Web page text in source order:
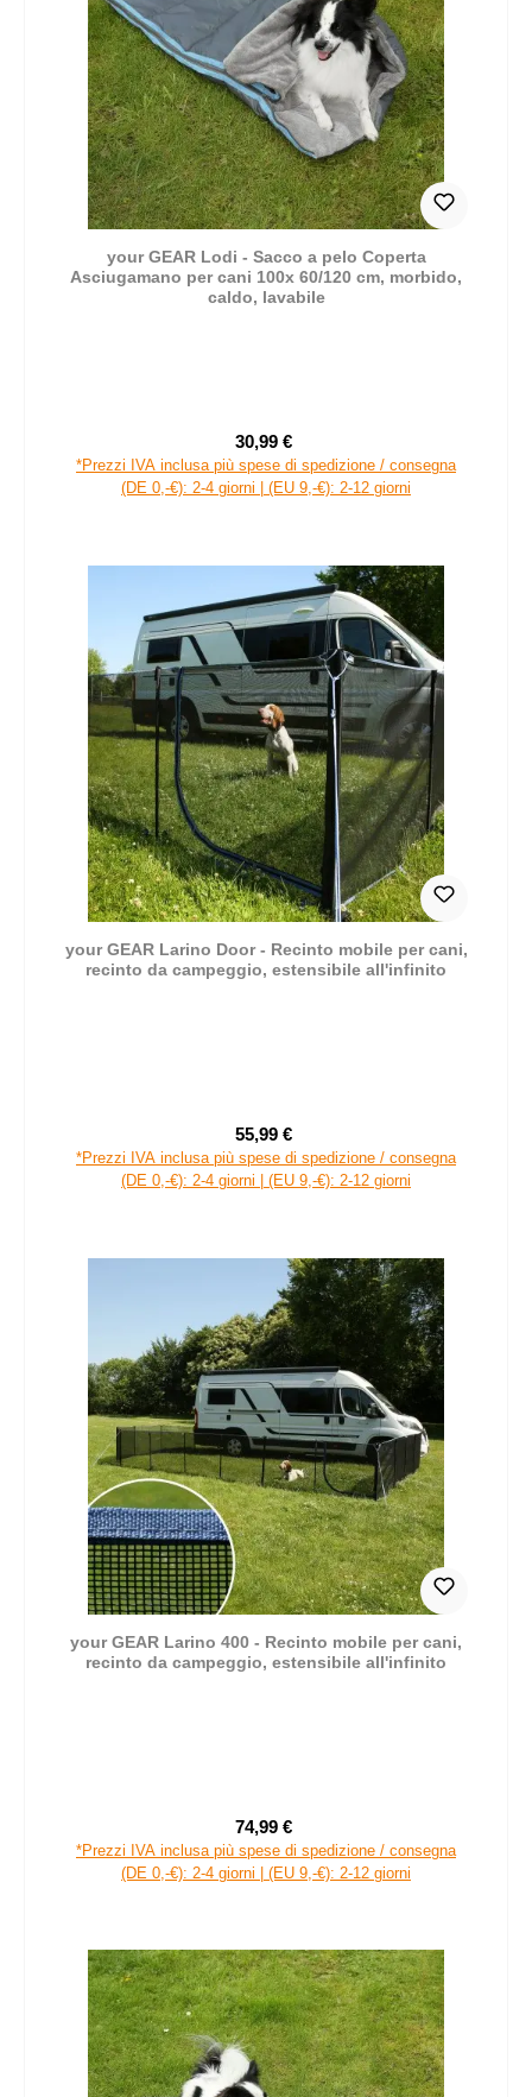
your GEAR Lodi - Sacco a pelo Coperta
Asciugamano per cani 100x 60/120 cm, morbido,
caldo, lavabile
Prezzo di vendita:
30,99 €
*Prezzi IVA inclusa più spese di spedizione / consegna
(DE 0,-€): 2-4 giorni | (EU 9,-€): 2-12 giorni
your GEAR Larino Door - Recinto mobile per cani,
recinto da campeggio, estensibile all'infinito
Prezzo di vendita:
55,99 €
*Prezzi IVA inclusa più spese di spedizione / consegna
(DE 0,-€): 2-4 giorni | (EU 9,-€): 2-12 giorni
your GEAR Larino 400 - Recinto mobile per cani,
recinto da campeggio, estensibile all'infinito
Prezzo di vendita:
74,99 €
*Prezzi IVA inclusa più spese di spedizione / consegna
(DE 0,-€): 2-4 giorni | (EU 9,-€): 2-12 giorni